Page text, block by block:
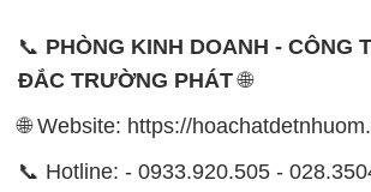
📞 PHÒNG KINH DOANH - CÔNG
ĐẮC TRƯỜNG PHÁT🌐
🌐 Website: https://
📞 Hotline: - 0933.920.505 -